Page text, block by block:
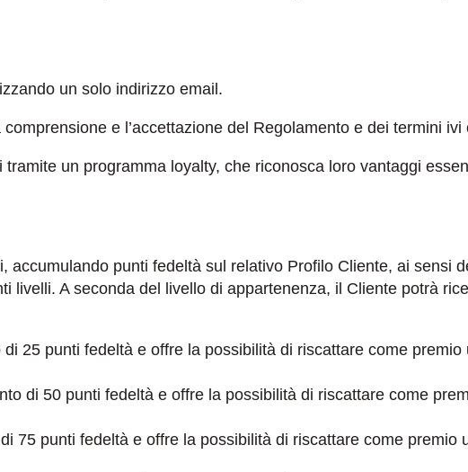
un solo indirizzo email.
e l’accettazione del Regolamento e dei termini ivi
un programma loyalty, che riconosca loro vantaggi
accumulando punti fedeltà sul relativo Profilo Cliente, ai sensi
livelli. A seconda del livello di appartenenza, il Cliente potrà
25 punti fedeltà e offre la possibilità di riscattare come
di 50 punti fedeltà e offre la possibilità di riscattare come
75 punti fedeltà e offre la possibilità di riscattare come premio